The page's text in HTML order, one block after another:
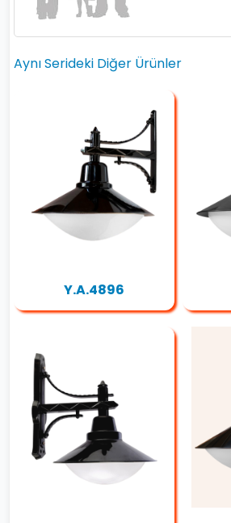
Aynı Serideki Diğer Ürünler
Y.A.4896